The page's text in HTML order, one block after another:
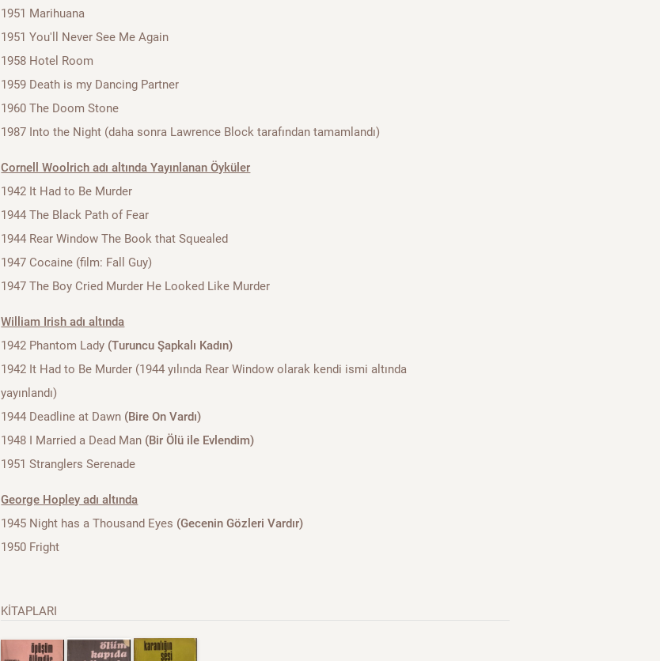
1951 Marihuana
1951 You'll Never See Me Again
1958 Hotel Room
1959 Death is my Dancing Partner
1960 The Doom Stone
1987 Into the Night (daha sonra Lawrence Block tarafından tamamlandı)
Cornell Woolrich adı altında Yayınlanan Öyküler
1942 It Had to Be Murder
1944 The Black Path of Fear
1944 Rear Window The Book that Squealed
1947 Cocaine (film: Fall Guy)
1947 The Boy Cried Murder He Looked Like Murder
William Irish adı altında
1942 Phantom Lady (Turuncu Şapkalı Kadın)
1942 It Had to Be Murder (1944 yılında Rear Window olarak kendi ismi altında
yayınlandı)
1944 Deadline at Dawn (Bire On Vardı)
1948 I Married a Dead Man (Bir Ölü ile Evlendim)
1951 Stranglers Serenade
George Hopley adı altında
1945 Night has a Thousand Eyes (Gecenin Gözleri Vardır)
1950 Fright
KİTAPLARI